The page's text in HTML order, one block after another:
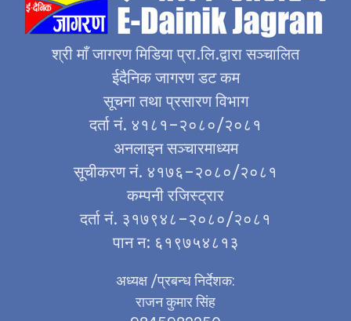
श्री माँ जागरण मिडिया प्रा.लि.द्वारा सञ्चालित
ईदैनिक जागरण डट कम
सूचना तथा प्रसारण विभाग
दर्ता नं. ४१८१–२०८०/२०८१
अनलाइन सञ्चारमाध्यम
सूचीकरण नं. ४१७६–२०८०/२०८१
कम्पनी रजिस्ट्रार
दर्ता नं. ३१७९४८–२०८०/२०८१
पान न: ६१९७५४८१३
अध्यक्ष /प्रबन्ध निर्देशक:
राजन कुमार सिंह